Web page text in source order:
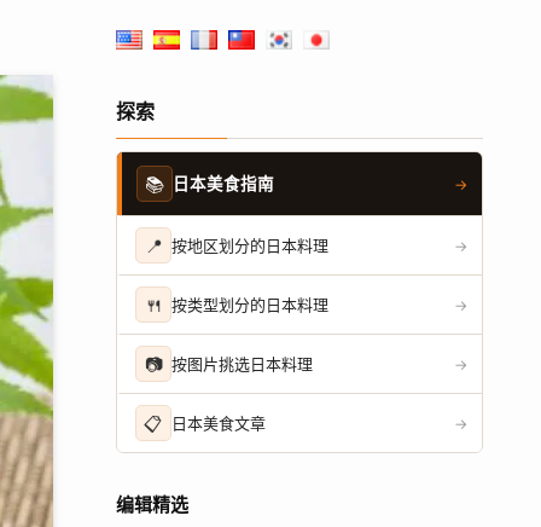
探索
📚 日本美食指南 →
📍 按地区划分的日本料理 →
🍴 按类型划分的日本料理 →
📷 按图片挑选日本料理 →
📋 日本美食文章 →
编辑精选